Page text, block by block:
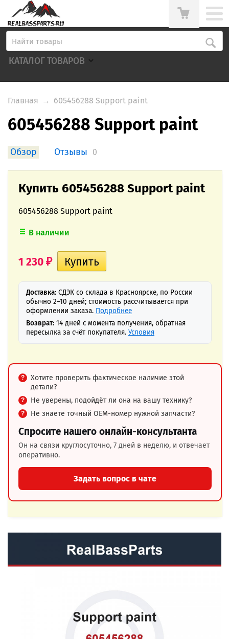
КАТАЛОГ ТОВАРОВ
Главная → 605456288 Support paint
605456288 Support paint
Обзор Отзывы 0
Купить 605456288 Support paint
605456288 Support paint
В наличии
1 230 ₽
Доставка: СДЭК со склада в Красноярске, по России
обычно 2–10 дней; стоимость рассчитывается при
оформлении заказа. Подробнее
Возврат: 14 дней с момента получения, обратная
пересылка за счёт покупателя. Условия
Хотите проверить фактическое наличие этой
детали?
Не уверены, подойдёт ли она на вашу технику?
Не знаете точный OEM-номер нужной запчасти?
Спросите нашего онлайн-консультанта
Он на связи круглосуточно, 7 дней в неделю, и отвечает
оперативно.
Задать вопрос в чате